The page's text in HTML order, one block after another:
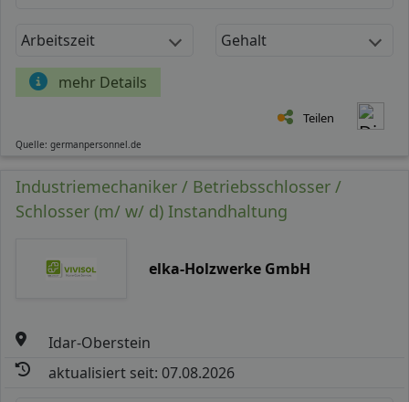
Arbeitszeit Gehalt
mehr Details
Teilen
Quelle: germanpersonnel.de
Industriemechaniker / Betriebsschlosser /
Schlosser (m/ w/ d) Instandhaltung
elka-Holzwerke GmbH
Idar-Oberstein
aktualisiert seit: 07.08.2026